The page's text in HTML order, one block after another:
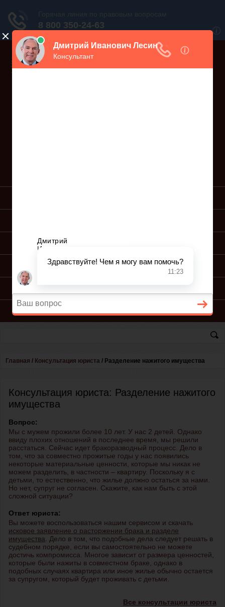
ПОДАЧА ИСКА
КОНСУЛЬТАЦИЯ ЮРИСТА
Главная / Консультация юриста / Разделение нажитого имущества
Консультация юриста: Разделение нажитого
имущества
Вопрос:
Мы с мужем прожили более 10 лет. У нас 2 детей. Однако
ввиду плохих отношений в последнее время, мы решили
расстаться. Сейчас идет бракоразводный процесс. Дело в
том, что за совместно прожитые годы у нас появились
некоторые материальные ценности, которые мы никак не
можем разделить, в частности – квартиру. Поскольку я с
детьми, то естественно, что жилье должно остаться за нами.
Но нет, супруг не согласен. Скажите, как нам быть с этой
сложной ситуации?
Ответ юриста:
Вы можете воспользоваться нашим сервисом и скачать
исковое заявление о расторжении брака и разделе
имущества. Дело в том, что подобные дела следует решать в
судебном порядке, если вы самостоятельно не можете
достичь компромисса. Многое зависит от размера ценностей,
которые были нажиты в совместном браке, однако в
подобных случаях квартира или иное жилье обычно остается
за супругом, который будет проживать с детьми.
Все консультации юриста